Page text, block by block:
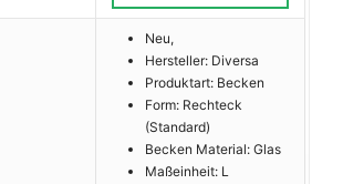
Neu,
Hersteller: Diversa
Produktart: Becken
Form: Rechteck
(Standard)
Becken Material: Glas
Maßeinheit: L